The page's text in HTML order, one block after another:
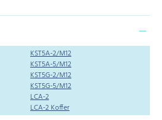
KST5A-2/M12
KST5A-5/M12
KST5G-2/M12
KST5G-5/M12
LCA-2
LCA-2 Koffer